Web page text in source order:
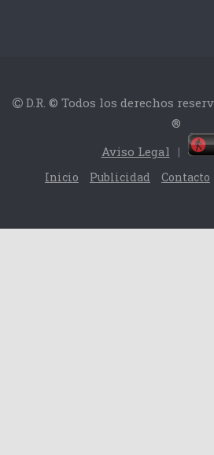
D.R. © Todos los derechos
®
Aviso Legal |
Inicio Publicidad Contacto